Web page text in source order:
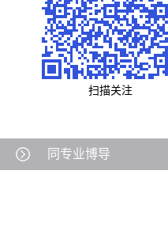
扫描关注
同专业博导